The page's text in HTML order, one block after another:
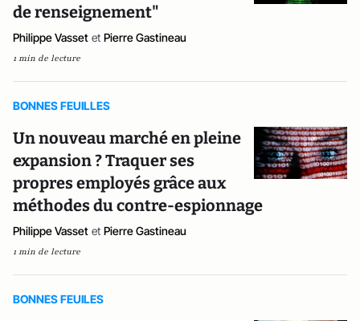
de renseignement"
Philippe Vasset et Pierre Gastineau
1 min de lecture
BONNES FEUILLES
Un nouveau marché en pleine
expansion ? Traquer ses
propres employés grâce aux
méthodes du contre-espionnage
Philippe Vasset et Pierre Gastineau
1 min de lecture
BONNES FEUILES